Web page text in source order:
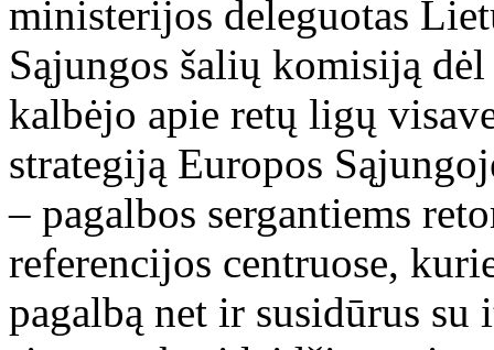
ministerijos deleguotas
Sąjungos šalių komisiją
kalbėjo apie retų ligų
strategiją Europos
– pagalbos sergantiems
referencijos centruose,
pagalbą net ir susidūrus